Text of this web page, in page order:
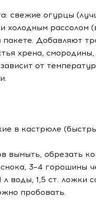
свежие огурцы
холодным рассолом
пакете. Добавляют
хрена,
от
в кастрюле
вымыть, обрезать
3–4 горошины
л воды, 1,5 ст. ложки
пробовать.